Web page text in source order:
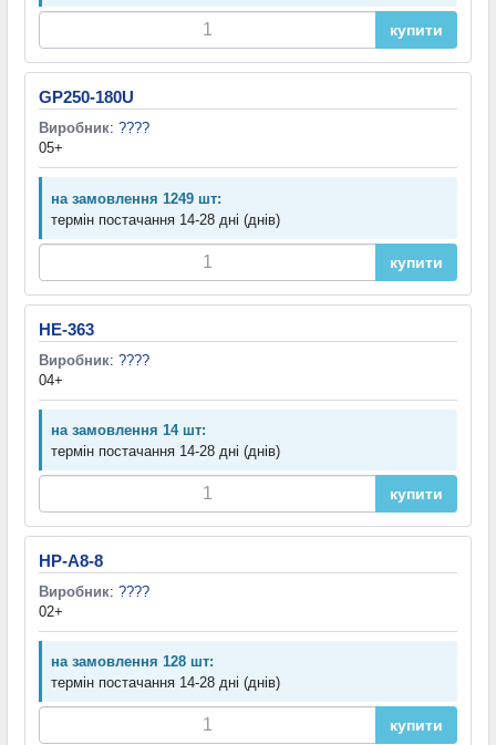
купити
GP250-180U
Виробник: ????
05+
на замовлення 1249 шт:
термін постачання 14-28 дні (днів)
купити
HE-363
Виробник: ????
04+
на замовлення 14 шт:
термін постачання 14-28 дні (днів)
купити
HP-A8-8
Виробник: ????
02+
на замовлення 128 шт:
термін постачання 14-28 дні (днів)
купити